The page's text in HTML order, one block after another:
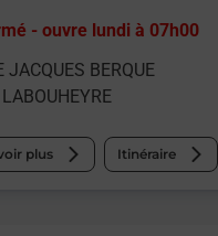
- ouvre lundi à 07h00
JACQUES BERQUE
LABOUHEYRE
plus Itinéraire